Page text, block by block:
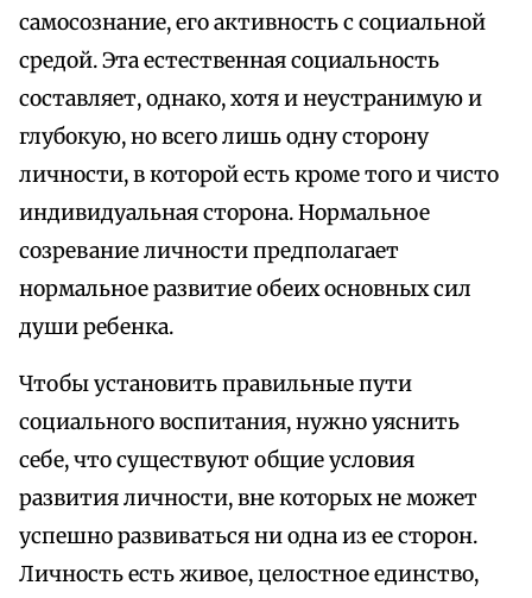
самосознание, его активность с социальной
средой. Эта естественная социальность
составляет, однако, хотя и неустранимую и
глубокую, но всего лишь одну сторону
личности, в которой есть кроме того и чисто
индивидуальная сторона. Нормальное
созревание личности предполагает
нормальное развитие обеих основных сил
души ребенка.
Чтобы установить правильные пути
социального воспитания, нужно уяснить
себе, что существуют общие условия
развития личности, вне которых не может
успешно развиваться ни одна из ее сторон.
Личность есть живое, целостное единство,